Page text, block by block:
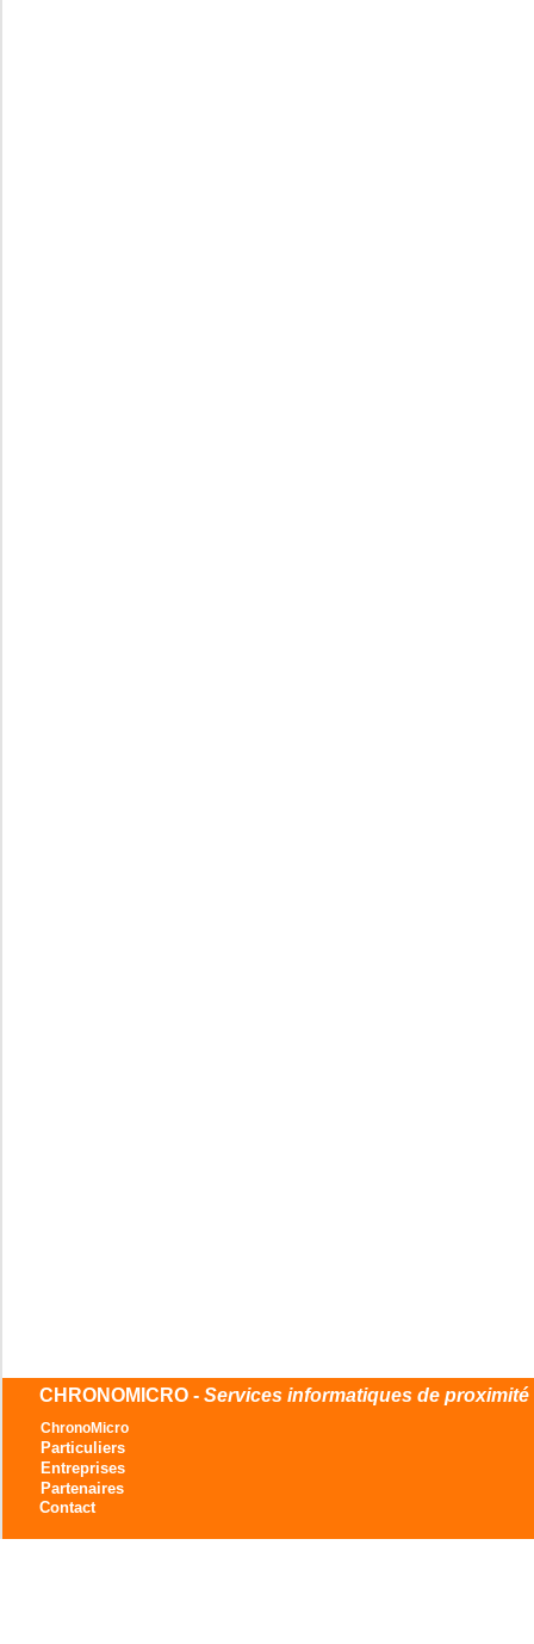
CHRONOMICRO - Services informatiques de proximité
ChronoMicro
Particuliers
Entreprises
Partenaires
Contact